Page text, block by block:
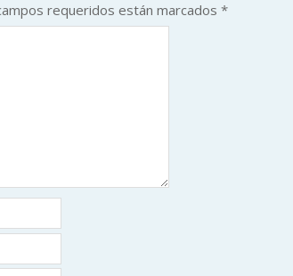
requeridos están marcados *